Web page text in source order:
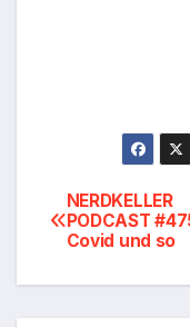
NERDKELLER
PODCAST
Covid und so